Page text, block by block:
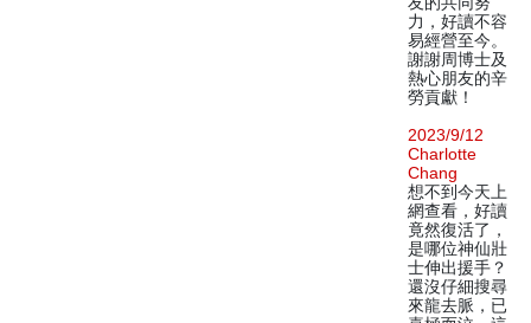
力，好讀不容
易經營至今。
謝謝周博士及
熱心朋友的辛
勞貢獻！
2023/9/12
Charlotte
Chang
想不到今天上
網查看，好讀
竟然復活了，
是哪位神仙壯
士伸出援手？
還沒仔細搜尋
來龍去脈，已